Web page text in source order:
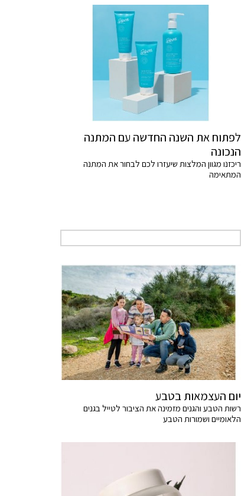
לפתוח את השנה החדשה עם המתנה
הנכונה
ריכזנו מגוון המלצות שיעזרו לכם לבחור את המתנה
המתאימה
יום העצמאות בטבע
רשות הטבע והגנים מזמינה את הציבור לטייל בגנים
הלאומיים ושמורות הטבע